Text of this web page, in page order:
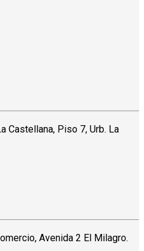
Castellana, Piso 7, Urb. La
Avenida 2 El Milagro.